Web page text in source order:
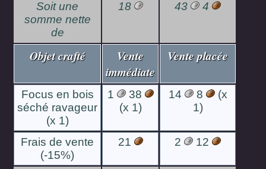
Soit une
somme nette
de
18 43 4
Objet crafté
Vente
immédiate
Vente placée
Focus en bois
séché ravageur
(x 1)
1
38
(x 1)
14 8
(x
1)
Frais de vente
(-15%)
21 2 12